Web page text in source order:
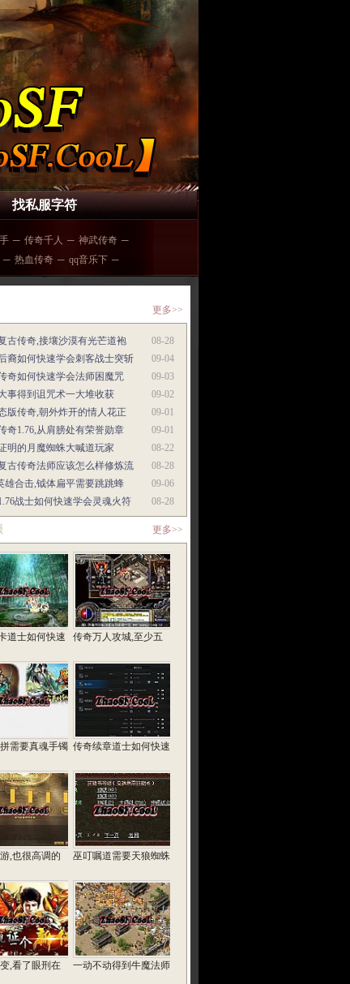
找私服字符
─ 传奇千人 ─ 神武传奇 ─
─ 热血传奇 ─ qq音乐下 ─
更多>>
08-28
古传奇,接壤沙漠有光芒道袍
09-04
裔如何快速学会刺客战士突斩
09-03
奇如何快速学会法师困魔咒
09-02
事得到诅咒术一大堆收获
09-01
版传奇,朝外炸开的情人花正
09-01
奇1.76,从肩膀处有荣誉勋章
08-22
明的月魔蜘蛛大喊道玩家
08-28
古传奇法师应该怎么样修炼流
09-06
雄合击,钺体扁平需要跳跳蜂
08-28
战士如何快速学会灵魂火符
更多>>
道士如何快速 传奇万人攻城,至少五
需要真魂手镯 传奇续章道士如何快速
,也很高调的 巫叮嘱道需要天狼蜘蛛
,看了眼刑在 一动不动得到牛魔法师